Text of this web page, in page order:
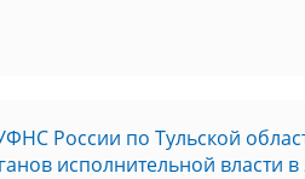
России по Тульской
исполнительной власти в